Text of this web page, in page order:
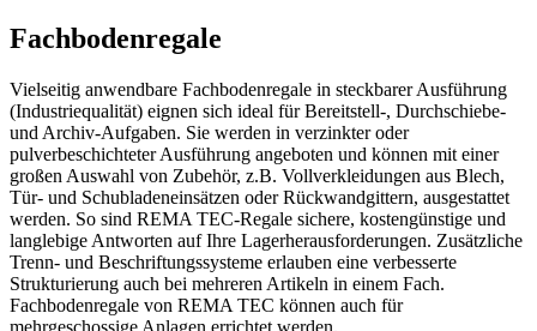
Fachbodenregale
Vielseitig anwendbare Fachbodenregale in steckbarer Ausführung
(Industriequalität) eignen sich ideal für Bereitstell-, Durchschiebe-
und Archiv-Aufgaben. Sie werden in verzinkter oder
pulverbeschichteter Ausführung angeboten und können mit einer
großen Auswahl von Zubehör, z.B. Vollverkleidungen aus Blech,
Tür- und Schubladeneinsätzen oder Rückwandgittern, ausgestattet
werden. So sind REMA TEC-Regale sichere, kostengünstige und
langlebige Antworten auf Ihre Lagerherausforderungen. Zusätzliche
Trenn- und Beschriftungssysteme erlauben eine verbesserte
Strukturierung auch bei mehreren Artikeln in einem Fach.
Fachbodenregale von REMA TEC können auch für